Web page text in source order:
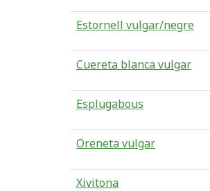
Estornell vulgar/negre
Cuereta blanca vulgar
Esplugabous
Oreneta vulgar
Xivitona